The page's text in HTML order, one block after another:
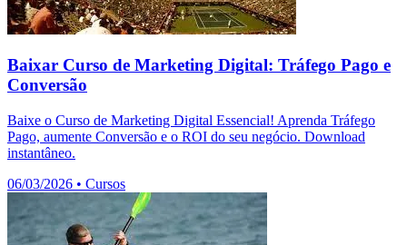
Baixar Curso de Marketing Digital: Tráfego Pago e
Conversão
Baixe o Curso de Marketing Digital Essencial! Aprenda Tráfego
Pago, aumente Conversão e o ROI do seu negócio. Download
instantâneo.
06/03/2026 • Cursos